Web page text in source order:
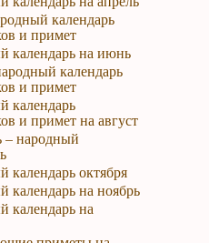
календарь
и примет
календарь на июнь
календарь
и примет
календарь
и примет на август
– народный
календарь октября
календарь на ноябрь
календарь на